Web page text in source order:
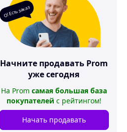
О! Есть заказ
Начните продавать Prom
уже сегодня
На Prom самая большая база
покупателей с рейтингом!
Начать продавать